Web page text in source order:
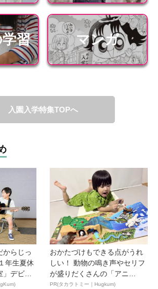
習 マンガ
入園入学特集TOPへ
からじっ
年生夏休
」デビ
おかたづけもできる点がうれ
しい！ 動物の鳴き声やセリフ
が盛りだくさんの「アニ
ア ...
PR(タカラトミー｜Hugkum)